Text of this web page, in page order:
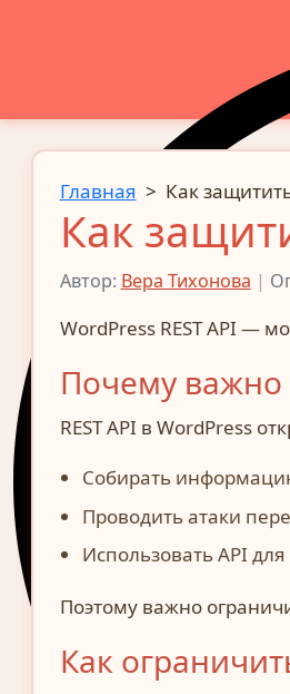
Главная > Как
Как
Автор: Вера Тихонова |
WordPress REST API —
Почему важно
REST API в WordPress
Собирать
Проводить атаки
Использовать API
Поэтому важно
Как